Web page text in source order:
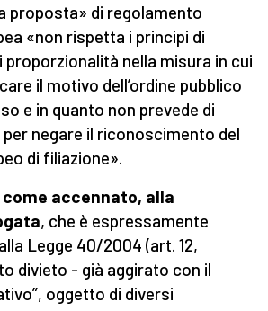
proposta» di regolamento
«non rispetta i principi di
proporzionalità nella misura in cui
il motivo dell’ordine pubblico
e in quanto non prevede di
negare il riconoscimento del
di filiazione».
accennato, alla
, che è espressamente
Legge 40/2004 (art. 12,
divieto - già aggirato con il
oggetto di diversi